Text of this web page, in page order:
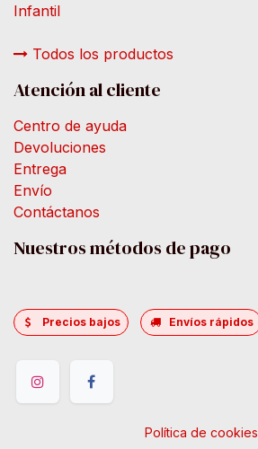
Infantil
Todos los productos
Atención al cliente
Centro de ayuda
Devoluciones
Entrega
Envío
Contáctanos
Nuestros métodos de pago
Precios bajos Envíos rápidos
Política de cookies